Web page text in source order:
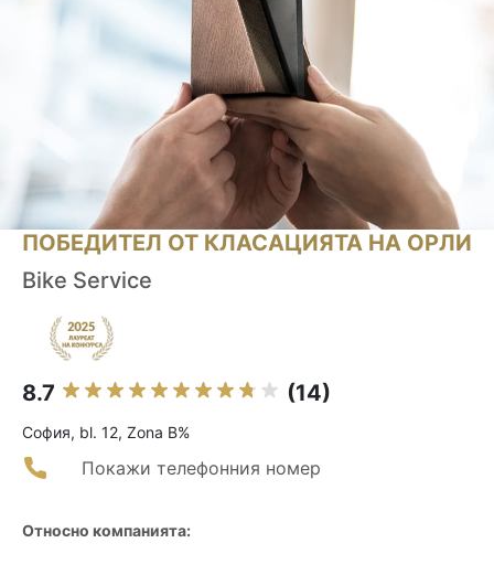
ПОБЕДИТЕЛ ОТ КЛАСАЦИЯТА НА ОРЛИ
Bike Service
8.7 (14)
София, bl. 12, Zona B%
Покажи телефонния номер
Относно компанията: